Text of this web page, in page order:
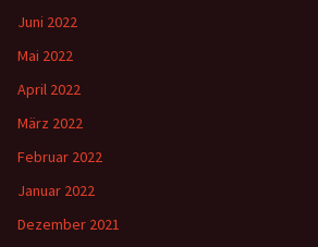
Juni 2022
Mai 2022
April 2022
März 2022
Februar 2022
Januar 2022
Dezember 2021